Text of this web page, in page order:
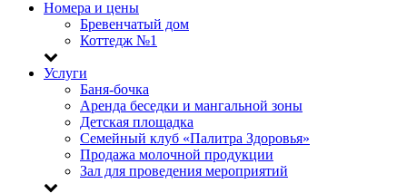
Номера и цены
Бревенчатый дом
Коттедж №1
Услуги
Баня-бочка
Аренда беседки и мангальной зоны
Детская площадка
Семейный клуб «Палитра Здоровья»
Продажа молочной продукции
Зал для проведения мероприятий